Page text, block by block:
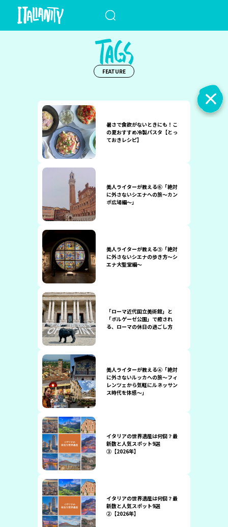
FEATURE
暑さで食欲がないときにも！こ
の夏おすすめ冷製パスタ【とっ
ておきレシピ】
美人ライターが教える⑥「絶対
に外さないシエナへの旅～カン
ポ広場編～」
美人ライターが教える⑤「絶対
に外さないシエナの歩き方～シ
エナ大聖堂編～
「ローマ近代国立美術館」と
「ボルゲーゼ公園」で癒され
る、ローマの休日の過ごし方
美人ライターが教える④「絶対
に外さないルッカへの旅～フィ
レンツェから気軽にルネッサン
ス時代を体感～」
イタリアの世界遺産は何個？最
新数と人気スポット9選
③【2026年】
イタリアの世界遺産は何個？最
新数と人気スポット9選
②【2026年】